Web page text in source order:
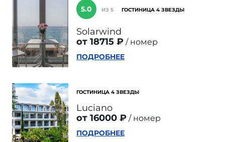
5.0 ИЗ 5 ГОСТИНИЦА 4 ЗВЕЗДЫ
Solarwind
от 18715 ₽
номер
ПОДРОБНЕЕ
ГОСТИНИЦА 4 ЗВЕЗДЫ
Luciano
от 16000 ₽
номер
ПОДРОБНЕЕ